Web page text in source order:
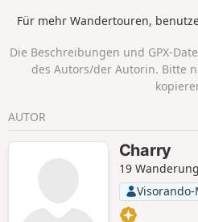
Haslachschlucht,
wilde Schluchten steigen,
die natürliche Stille genießen
dem Alltag ausklinken möchten"
des Schluchtensteigs
er verspricht. Wir haben die
damit spart ihr euch den Berg
Fischbach. Stattdessen
Riesenbühlturm mit
Für mehr Wandertouren,
Die Beschreibungen und GPX-
des Autors/der Autorin. Bitte
AUTOR
Charry
19